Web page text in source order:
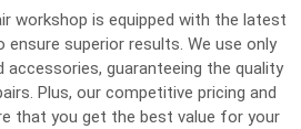
workshop is equipped with the latest
superior results. We use only
accessories, guaranteeing the quality
Plus, our competitive pricing and
that you get the best value for your